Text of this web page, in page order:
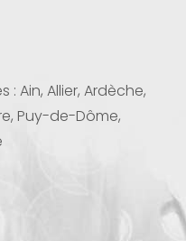
: Ain, Allier, Ardèche,
Puy-de-Dôme,